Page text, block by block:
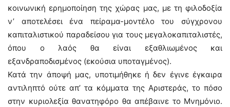
κοινωνική ερημοποίηση της χώρας μας, με τη φιλοδοξία
ν’ αποτελέσει ένα πείραμα-μοντέλο του σύγχρονου
καπιταλιστικού παραδείσου για τους μεγαλοκαπιταλιστές,
όπου ο λαός θα είναι εξαθλιωμένος και
εξανδραποδισμένος (εκούσια υποταγμένος).
Κατά την άποψή μας, υποτιμήθηκε ή δεν έγινε έγκαιρα
αντιληπτό ούτε απ’ τα κόμματα της Αριστεράς, το πόσο
στην κυριολεξία θανατηφόρο θα απέβαινε το Μνημόνιο.